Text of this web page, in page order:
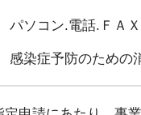
パソコン.電話.ＦＡ
感染症予防のための